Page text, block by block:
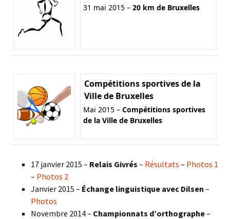
31 mai 2015 – 20 km de Bruxelles
Compétitions sportives de la
Ville de Bruxelles
Mai 2015 – Compétitions sportives
de la Ville de Bruxelles
17 janvier 2015 – Relais Givrés – Résultats – Photos 1
– Photos 2
Janvier 2015 – Échange linguistique avec Dilsen –
Photos
Novembre 2014 – Championnats d’orthographe–